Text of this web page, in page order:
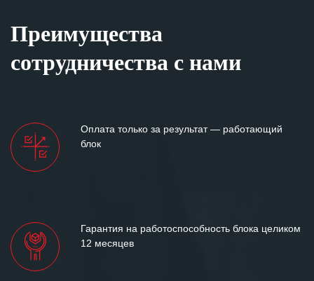
Преимущества
сотрудничества с нами
Оплата только за результат — работающий
блок
Гарантия на работоспособность блока целиком
12 месяцев